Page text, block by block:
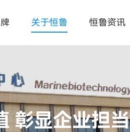
关于恒鲁 恒鲁资讯
彰显企业担当